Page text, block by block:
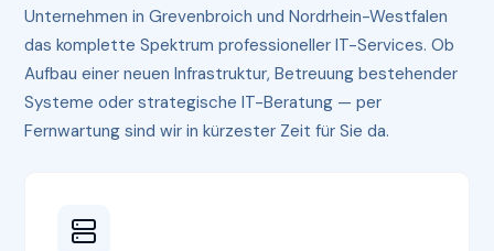
Unternehmen in Grevenbroich und Nordrhein-Westfalen
das komplette Spektrum professioneller IT-Services. Ob
Aufbau einer neuen Infrastruktur, Betreuung bestehender
Systeme oder strategische IT-Beratung — per
Fernwartung sind wir in kürzester Zeit für Sie da.